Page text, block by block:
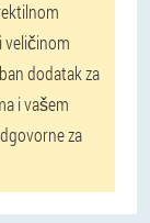
veličinom
dodatak za
i vašem
za